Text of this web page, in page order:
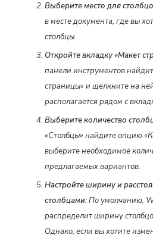
Выберите место для
в месте документа, где вы
столбцы.
Откройте вкладку «Макет
панели инструментов
страницы» и щелкните на
располагается рядом с
Выберите количество
«Столбцы» найдите опцию
выберите необходимое
предлагаемых вариантов.
Настройте ширину и
столбцами:По умолчанию,
распределит ширину
Однако, если вы хотите